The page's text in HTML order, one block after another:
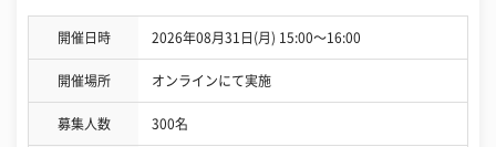
開催日時 2026年08月31日(月) 15:00〜16:00
開催場所 オンラインにて実施
募集人数 300名